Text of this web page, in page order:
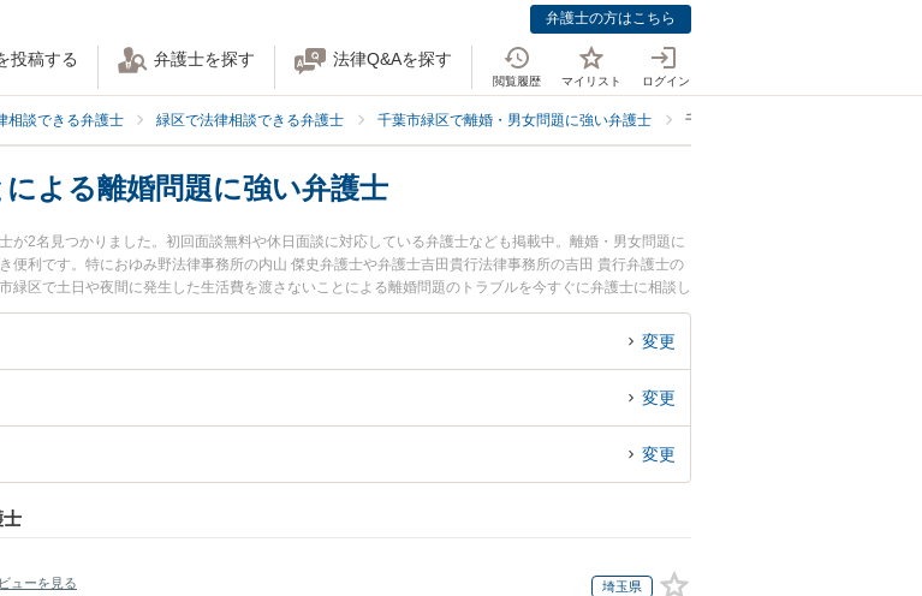
弁護士の方はこちら
投稿する 弁護士を探す 法律Q&Aを探す
閲覧履歴 マイリスト ログイン
相談できる弁護士 緑区で法律相談できる弁護士 千葉市緑区で離婚・男女問題に強い弁護士 千葉市緑区で生活費を渡さないに強
よる離婚問題に強い弁護士
2名見つかりました。初回面談無料や休日面談に対応している弁護士なども掲載中。離婚・男女問題に
利です。特におゆみ野法律事務所の内山 傑史弁護士や弁護士吉田貴行法律事務所の吉田 貴行弁護士の
区で土日や夜間に発生した生活費を渡さないことによる離婚問題のトラブルを今すぐに弁護士に相談し
近くの弁護士を検索したい』『初回相談無料で生活費を渡さないことによる離婚問題を法律相談できる
すすめです。
変更
変更
変更
ューを見る 埼玉県